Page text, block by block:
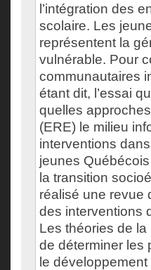
l’intégration des
scolaire. Les
représentent la
vulnérable. Pour
communautaires
étant dit, l’essai
quelles
(ERE) le milieu
interventions
jeunes
la transition
réalisé une revue
des interventions
Les théories de la
de déterminer les
le